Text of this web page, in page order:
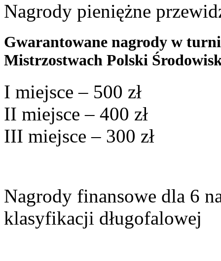
Nagrody pieniężne
Gwarantowane nagrody w
Mistrzostwach Polski
I miejsce – 500 zł
II miejsce – 400 zł
III miejsce – 300 zł
Nagrody finansowe dla 6
klasyfikacji długofalowej